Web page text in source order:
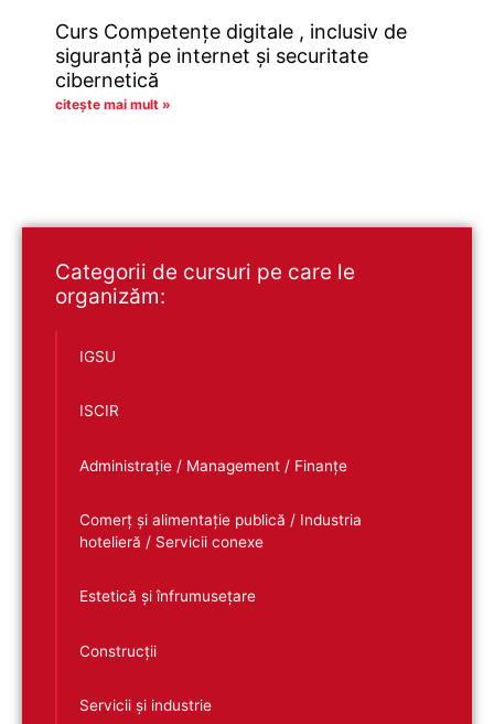
Curs Competențe digitale , inclusiv de
siguranță pe internet și securitate
cibernetică
citește mai mult »
Categorii de cursuri pe care le
organizăm:
IGSU
ISCIR
Administrație / Management / Finanțe
Comerț și alimentație publică / Industria
hotelieră / Servicii conexe
Estetică și înfrumusețare
Construcții
Servicii și industrie